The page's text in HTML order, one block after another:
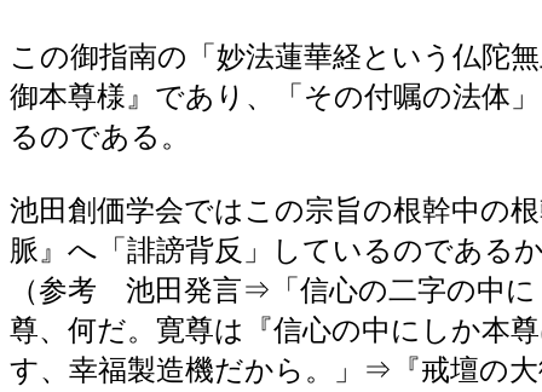
この御指南の「妙法蓮華経という仏陀
御本尊様』であり、「その付嘱の法体
るのである。
池田創価学会ではこの宗旨の根幹中の
脈』へ「誹謗背反」しているのである
（参考 池田発言⇒「信心の二字の中
尊、何だ。寛尊は『信心の中にしか本
す、幸福製造機だから。」⇒『戒壇の